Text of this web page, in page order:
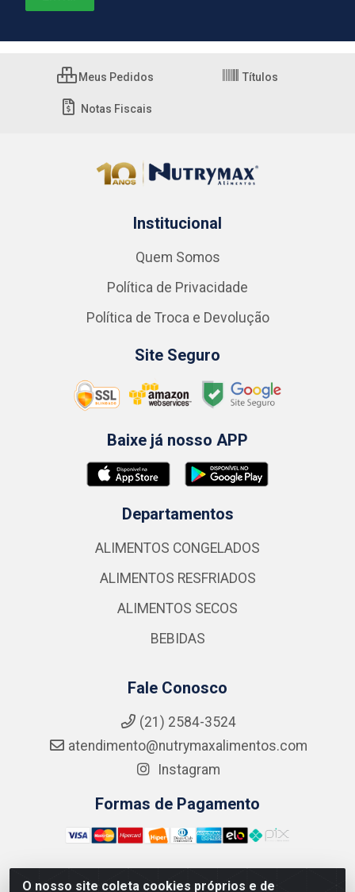
O nosso site coleta cookies próprios e de
Meus Pedidos Títulos
Notas Fiscais
Institucional
Quem Somos
Política de Privacidade
Política de Troca e Devolução
Site Seguro
Baixe já nosso APP
Departamentos
ALIMENTOS CONGELADOS
ALIMENTOS RESFRIADOS
ALIMENTOS SECOS
BEBIDAS
Fale Conosco
(21) 2584-3524
atendimento@nutrymaxalimentos.com
Instagram
Formas de Pagamento